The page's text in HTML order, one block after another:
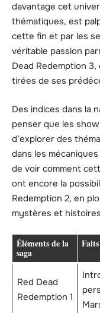
davantage cet
thématiques, est
cette fin et par les
véritable passion
Dead Redemption
tirées de ses
Des indices dans la
penser que les
d’explorer des
dans les
de voir comment
ont encore la
Redemption 2, en
mystères et
Éléments de la
saga
Red Dead
Redemption 1